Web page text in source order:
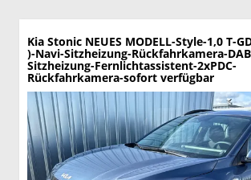
Kia Stonic NEUES MODELL-Style-1,0 T-
)-Navi-Sitzheizung-Rückfahrkamera-
Sitzheizung-Fernlichtassistent-2xPDC-
Rückfahrkamera-sofort verfügbar